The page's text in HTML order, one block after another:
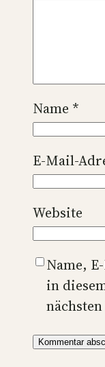
Name *
E-Mail-
Website
Name,
in